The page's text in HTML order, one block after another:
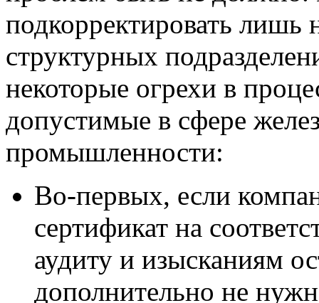
подкорректировать лишь
структурных
некоторые огрехи в
допустимые в сфере
промышленности:
Во-первых, если
сертификат на
аудиту и изысканиям
дополнительно не